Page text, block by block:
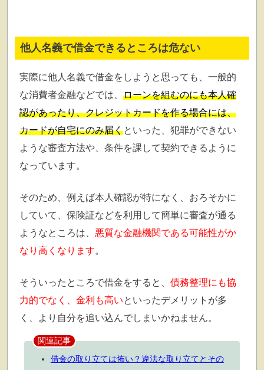
他人名義で借金できるところは危ない
実際に他人名義で借金をしようと思っても、一般的
な消費者金融などでは、 ローンを組むのにも本人確
認があったり、クレジットカードを作る場合には、
カードが自宅にのみ届くといった、犯罪ができない
ような審査方法や、条件を課して契約できるように
なっています。
そのため、例えば本人確認が特になく、おろそかに
していて、保険証などを利用して簡単に審査が通る
ようなところは、 悪質な金融機関である可能性がか
なり高くなります。
そういったところで借金をすると、 債務整理にも協
力的でなく、金利も高いといったデメリットが多
く、より自分を追い込んでしまいかねません。
関連記事
借金の取り立ては怖い？違法な取り立てとその